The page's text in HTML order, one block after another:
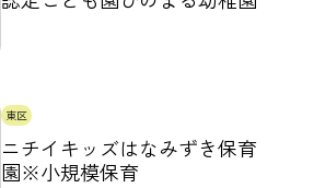
東区
ニチイキッズはなみずき保育
園※小規模保育